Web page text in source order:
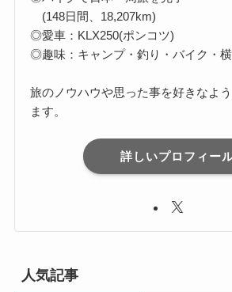
(148日間、18,207km)
◎愛車：KLX250(ポンコツ)
◎趣味：キャンプ・釣り・バイク・
旅のノウハウや思った事を好きなよ
ます。
詳しいプロフィー
人気記事